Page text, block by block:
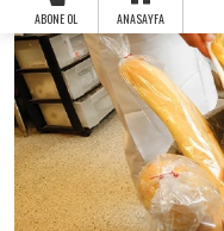
ABONE OL ANASAYFA